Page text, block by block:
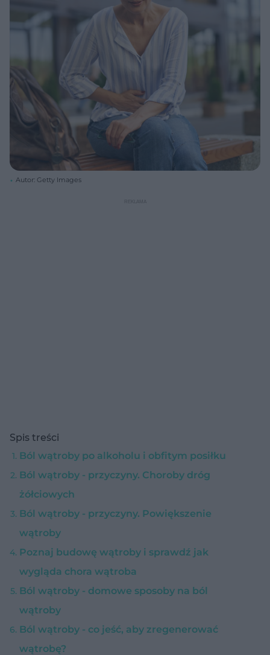
Autor: Getty Images
Spis treści
Ból wątroby po alkoholu i obfitym posiłku
Ból wątroby - przyczyny. Choroby dróg
żółciowych
Ból wątroby - przyczyny. Powiększenie
wątroby
Poznaj budowę wątroby i sprawdź jak
wygląda chora wątroba
Ból wątroby - domowe sposoby na ból
wątroby
Ból wątroby - co jeść, aby zregenerować
wątrobę?